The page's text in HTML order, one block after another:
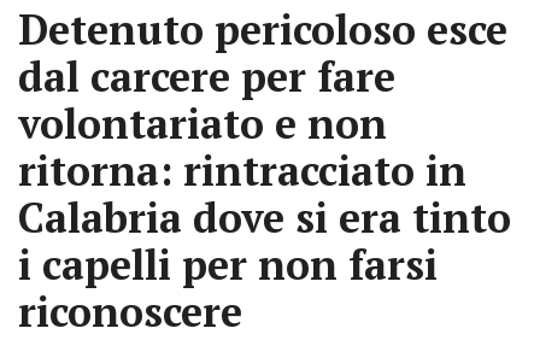
Detenuto pericoloso esce
dal carcere per fare
volontariato e non
ritorna: rintracciato in
Calabria dove si era tinto
i capelli per non farsi
riconoscere